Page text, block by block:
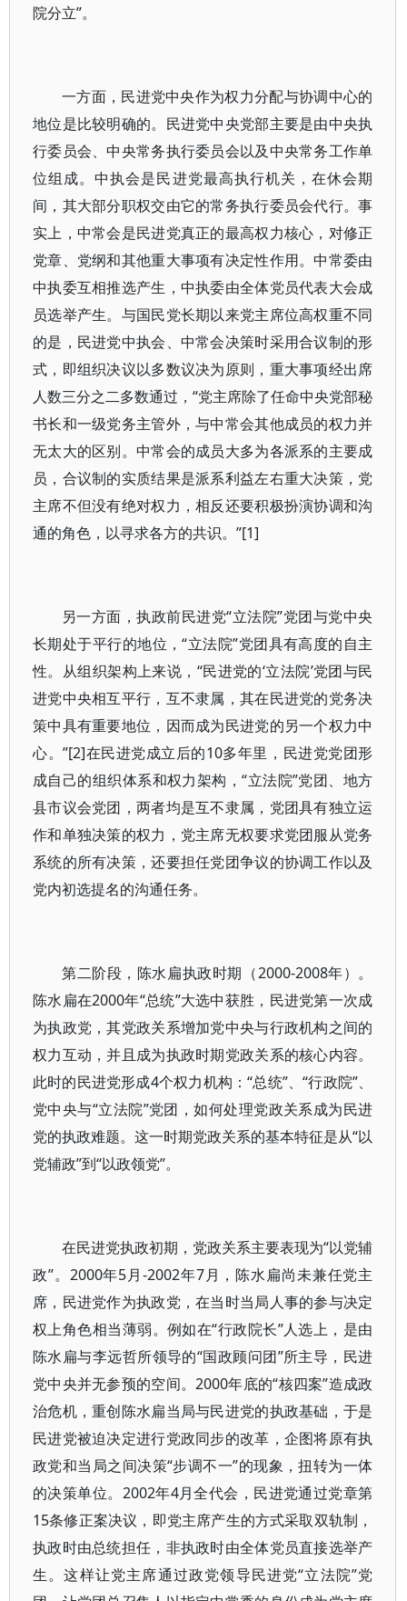
院分立”。
一方面，民进党中央作为权力分配与协调中心的
地位是比较明确的。民进党中央党部主要是由中央执
行委员会、中央常务执行委员会以及中央常务工作单
位组成。中执会是民进党最高执行机关，在休会期
间，其大部分职权交由它的常务执行委员会代行。事
实上，中常会是民进党真正的最高权力核心，对修正
党章、党纲和其他重大事项有决定性作用。中常委由
中执委互相推选产生，中执委由全体党员代表大会成
员选举产生。与国民党长期以来党主席位高权重不同
的是，民进党中执会、中常会决策时采用合议制的形
式，即组织决议以多数议决为原则，重大事项经出席
人数三分之二多数通过，“党主席除了任命中央党部秘
书长和一级党务主管外，与中常会其他成员的权力并
无太大的区别。中常会的成员大多为各派系的主要成
员，合议制的实质结果是派系利益左右重大决策，党
主席不但没有绝对权力，相反还要积极扮演协调和沟
通的角色，以寻求各方的共识。”[1]
另一方面，执政前民进党“立法院”党团与党中央
长期处于平行的地位，“立法院”党团具有高度的自主
性。从组织架构上来说，“民进党的‘立法院’党团与民
进党中央相互平行，互不隶属，其在民进党的党务决
策中具有重要地位，因而成为民进党的另一个权力中
心。”[2]在民进党成立后的10多年里，民进党党团形
成自己的组织体系和权力架构，“立法院”党团、地方
县市议会党团，两者均是互不隶属，党团具有独立运
作和单独决策的权力，党主席无权要求党团服从党务
系统的所有决策，还要担任党团争议的协调工作以及
党内初选提名的沟通任务。
第二阶段，陈水扁执政时期（2000-2008年）。
陈水扁在2000年“总统”大选中获胜，民进党第一次成
为执政党，其党政关系增加党中央与行政机构之间的
权力互动，并且成为执政时期党政关系的核心内容。
此时的民进党形成4个权力机构：“总统”、“行政院”、
党中央与“立法院”党团，如何处理党政关系成为民进
党的执政难题。这一时期党政关系的基本特征是从“以
党辅政”到“以政领党”。
在民进党执政初期，党政关系主要表现为“以党辅
政”。2000年5月-2002年7月，陈水扁尚未兼任党主
席，民进党作为执政党，在当时当局人事的参与决定
权上角色相当薄弱。例如在“行政院长”人选上，是由
陈水扁与李远哲所领导的“国政顾问团”所主导，民进
党中央并无参预的空间。2000年底的“核四案”造成政
治危机，重创陈水扁当局与民进党的执政基础，于是
民进党被迫决定进行党政同步的改革，企图将原有执
政党和当局之间决策“步调不一”的现象，扭转为一体
的决策单位。2002年4月全代会，民进党通过党章第
15条修正案决议，即党主席产生的方式采取双轨制，
执政时由总统担任，非执政时由全体党员直接选举产
生。这样让党主席通过政党领导民进党“立法院”党